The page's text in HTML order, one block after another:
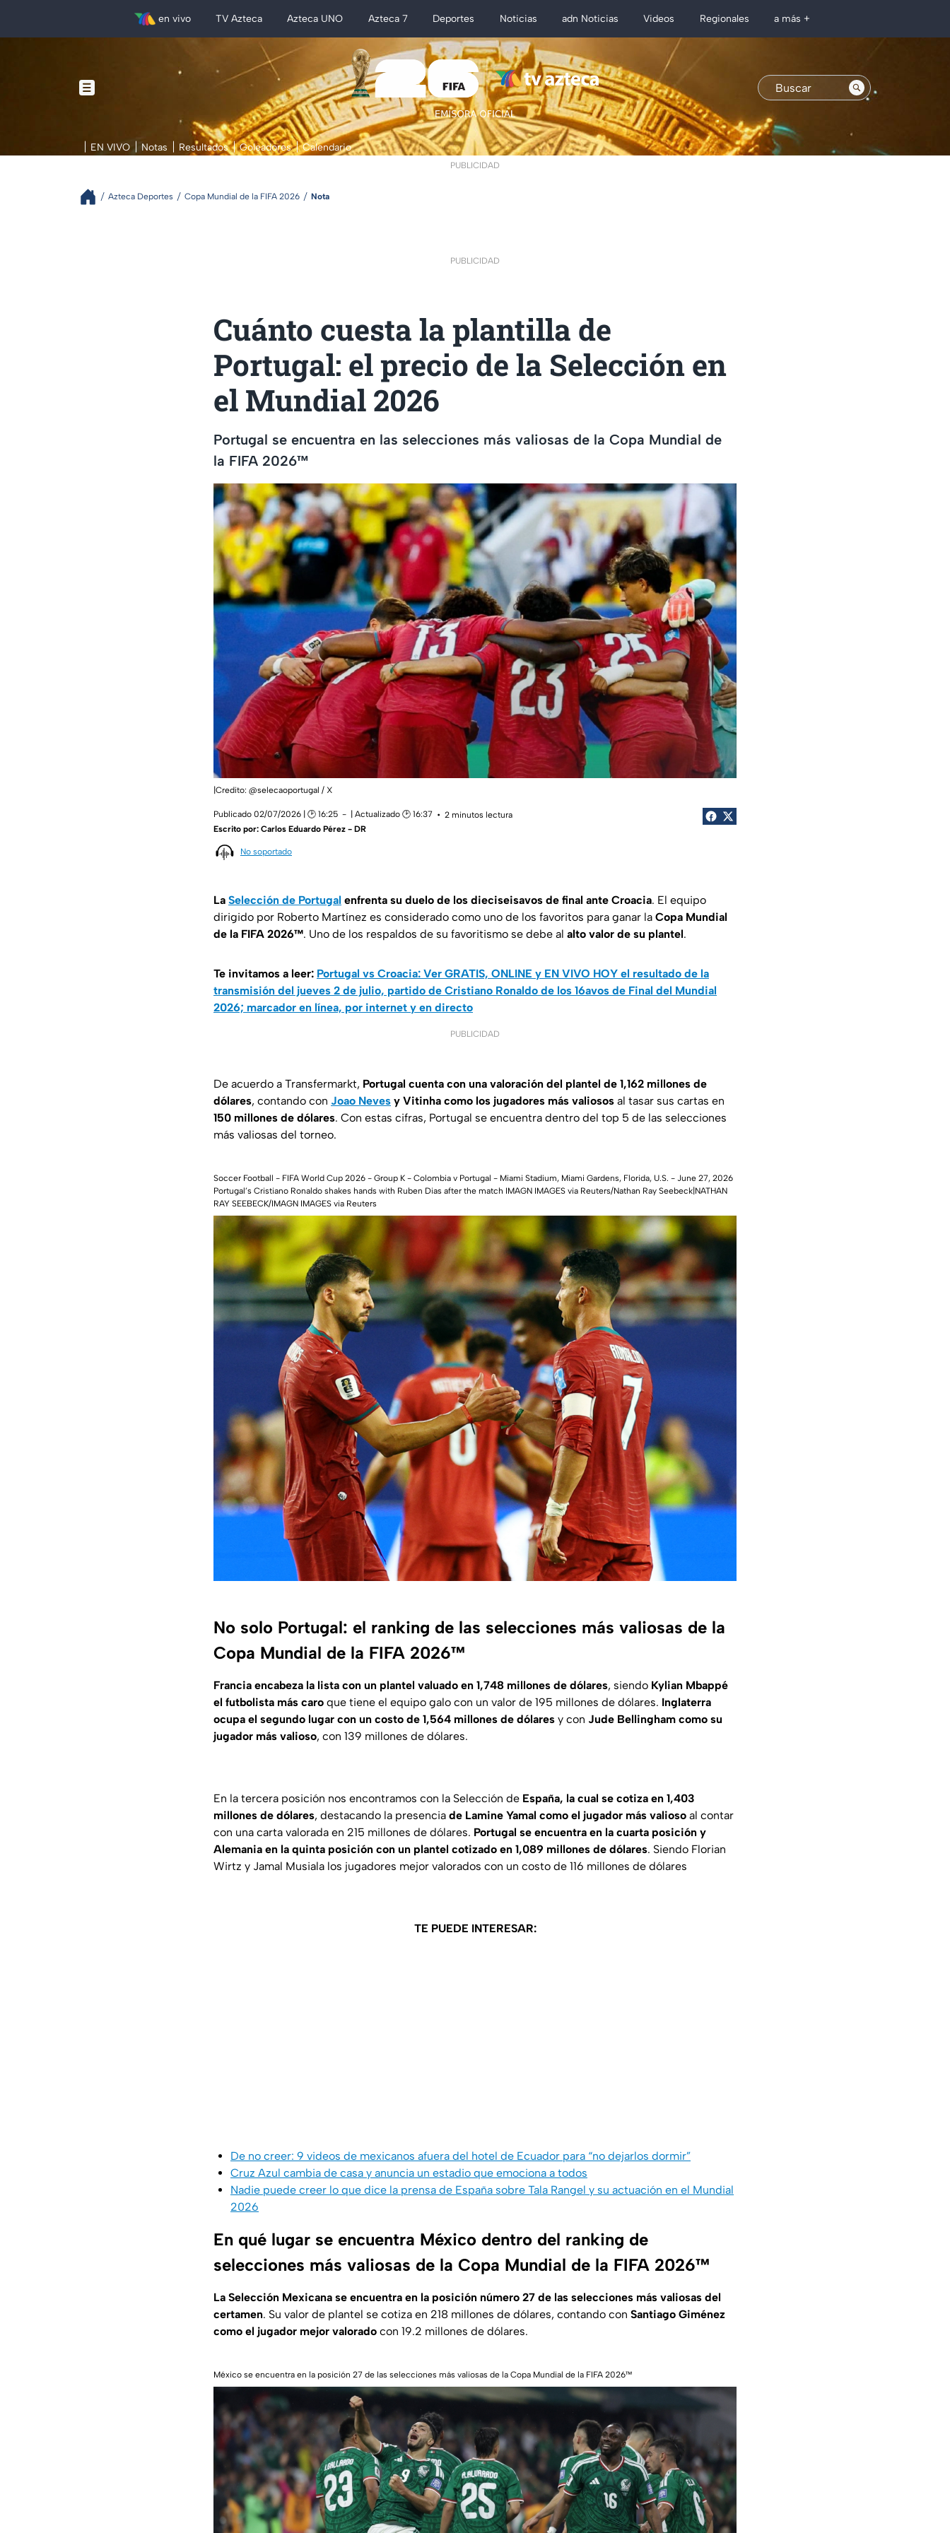
en vivo TV Azteca Azteca UNO Azteca 7 Deportes Noticias adn Noticias Videos Regionales a más +
EN VIVO Notas Resultados Goleadores Calendario
PUBLICIDAD
Azteca Deportes Copa Mundial de la FIFA 2026 Nota
PUBLICIDAD
Cuánto cuesta la plantilla de
Portugal: el precio de la Selección en
el Mundial 2026
Portugal se encuentra en las selecciones más valiosas de la Copa Mundial de
la FIFA 2026™
|Credito: @selecaoportugal / X
Publicado 02/07/2026 | 🕑 16:25 | Actualizado 🕑 16:37
2 minutos lectura
Escrito por: Carlos Eduardo Pérez - DR
No soportado
La Selección de Portugal enfrenta su duelo de los dieciseisavos de final ante Croacia. El equipo
dirigido por Roberto Martínez es considerado como uno de los favoritos para ganar la Copa Mundial
de la FIFA 2026™. Uno de los respaldos de su favoritismo se debe al alto valor de su plantel.
Te invitamos a leer: Portugal vs Croacia: Ver GRATIS, ONLINE y EN VIVO HOY el resultado de la
transmisión del jueves 2 de julio, partido de Cristiano Ronaldo de los 16avos de Final del Mundial
2026; marcador en línea, por internet y en directo
PUBLICIDAD
De acuerdo a Transfermarkt, Portugal cuenta con una valoración del plantel de 1,162 millones de
dólares, contando con Joao Neves y Vitinha como los jugadores más valiosos al tasar sus cartas en
150 millones de dólares. Con estas cifras, Portugal se encuentra dentro del top 5 de las selecciones
más valiosas del torneo.
Soccer Football - FIFA World Cup 2026 - Group K - Colombia v Portugal - Miami Stadium, Miami Gardens, Florida, U.S. - June 27, 2026
Portugal’s Cristiano Ronaldo shakes hands with Ruben Dias after the match IMAGN IMAGES via Reuters/Nathan Ray Seebeck|NATHAN
RAY SEEBECK/IMAGN IMAGES via Reuters
No solo Portugal: el ranking de las selecciones más valiosas de la
Copa Mundial de la FIFA 2026™
Francia encabeza la lista con un plantel valuado en 1,748 millones de dólares, siendo Kylian Mbappé
el futbolista más caro que tiene el equipo galo con un valor de 195 millones de dólares. Inglaterra
ocupa el segundo lugar con un costo de 1,564 millones de dólares y con Jude Bellingham como su
jugador más valioso, con 139 millones de dólares.
En la tercera posición nos encontramos con la Selección de España, la cual se cotiza en 1,403
millones de dólares, destacando la presencia de Lamine Yamal como el jugador más valioso al contar
con una carta valorada en 215 millones de dólares. Portugal se encuentra en la cuarta posición y
Alemania en la quinta posición con un plantel cotizado en 1,089 millones de dólares. Siendo Florian
Wirtz y Jamal Musiala los jugadores mejor valorados con un costo de 116 millones de dólares
TE PUEDE INTERESAR:
De no creer: 9 videos de mexicanos afuera del hotel de Ecuador para “no dejarlos dormir”
Cruz Azul cambia de casa y anuncia un estadio que emociona a todos
Nadie puede creer lo que dice la prensa de España sobre Tala Rangel y su actuación en el Mundial
2026
En qué lugar se encuentra México dentro del ranking de
selecciones más valiosas de la Copa Mundial de la FIFA 2026™
La Selección Mexicana se encuentra en la posición número 27 de las selecciones más valiosas del
certamen. Su valor de plantel se cotiza en 218 millones de dólares, contando con Santiago Giménez
como el jugador mejor valorado con 19.2 millones de dólares.
México se encuentra en la posición 27 de las selecciones más valiosas de la Copa Mundial de la FIFA 2026™